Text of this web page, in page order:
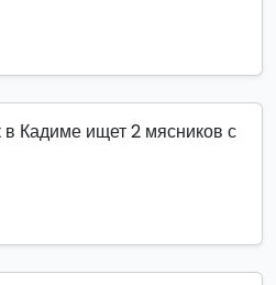
в Кадиме ищет 2 мясников с